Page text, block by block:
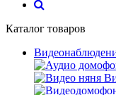
Каталог товаров